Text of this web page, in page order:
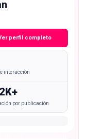
perfil completo
interacción
por publicación